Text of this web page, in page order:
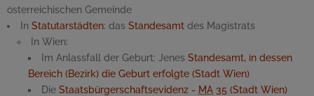
österreichischen Gemeinde
In Statutarstädten: das Standesamt des Magistrats
In Wien:
Im Anlassfall der Geburt: Jenes Standesamt, in dessen
Bereich (Bezirk) die Geburt erfolgte (Stadt Wien)
Die Staatsbürgerschaftsevidenz - MA 35 (Stadt Wien)